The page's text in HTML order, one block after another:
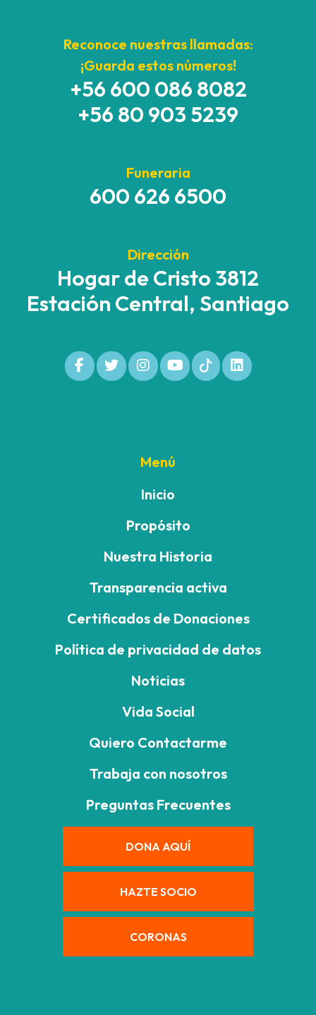
Reconoce nuestras llamadas:
¡Guarda estos números!
+56 600 086 8082
+56 80 903 5239
Funeraria
600 626 6500
Dirección
Hogar de Cristo 3812
Estación Central, Santiago
Menú
Inicio
Propósito
Nuestra Historia
Transparencia activa
Certificados de Donaciones
Política de privacidad de datos
Noticias
Vida Social
Quiero Contactarme
Trabaja con nosotros
Preguntas Frecuentes
DONA AQUÍ
HAZTE SOCIO
CORONAS